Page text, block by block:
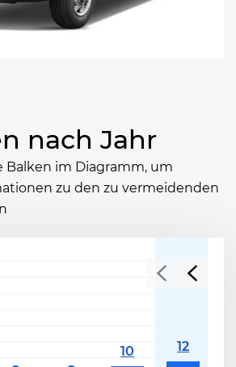
nach Jahr
Balken im Diagramm, um
zu den zu vermeidenden